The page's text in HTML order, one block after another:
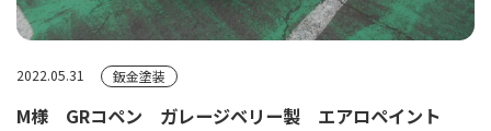
2022.05.31 鈑金塗装
M様 GRコペン ガレージベリー製 エアロペイント